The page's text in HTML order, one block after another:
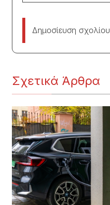
Δημοσίευση σχολίου
Σχετικά Άρθρα